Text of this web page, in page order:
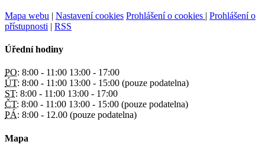
Mapa webu | Nastavení cookies Prohlášení o cookies | Prohlášení o
přístupnosti | RSS
Úřední hodiny
PO: 8:00 - 11:00 13:00 - 17:00
ÚT: 8:00 - 11:00 13:00 - 15:00 (pouze podatelna)
ST: 8:00 - 11:00 13:00 - 17:00
ČT: 8:00 - 11:00 13:00 - 15:00 (pouze podatelna)
PÁ: 8:00 - 12.00 (pouze podatelna)
Mapa